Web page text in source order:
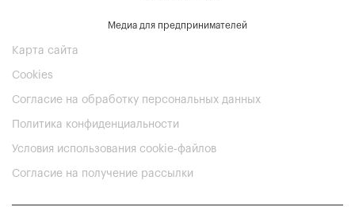
Медиа для предпринимателей
Карта сайта
Cookies
Согласие на обработку персональных данных
Политика конфиденциальности
Условия использования cookie-файлов
Согласие на получение рассылки